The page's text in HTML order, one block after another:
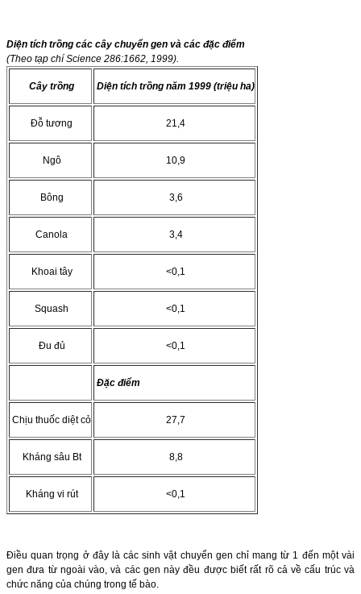
Diện tích trồng các cây chuyển gen và các đặc điểm
(Theo tạp chí Science 286:1662, 1999).
Cây trồng Diện tích trồng năm 1999 (triệu ha)
Đỗ tương 21,4
Ngô 10,9
Bông 3,6
Canola 3,4
Khoai tây <0,1
Squash <0,1
Đu đủ <0,1
Đặc điểm
Chịu thuốc diệt cỏ 27,7
Kháng sâu Bt 8,8
Kháng vi rút <0,1
Điều quan trọng ở đây là các sinh vật chuyển gen chỉ mang từ 1 đến một vài
gen đưa từ ngoài vào, và các gen này đều được biết rất rõ cả về cấu trúc và
chức năng của chúng trong tế bào.